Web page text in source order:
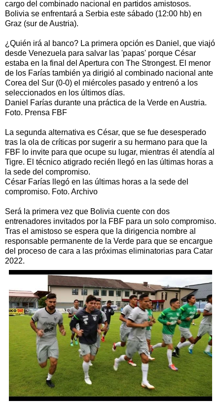
cargo del combinado nacional en partidos amistosos.
Bolivia se enfrentará a Serbia este sábado (12:00 hb) en
Graz (sur de Austria).
¿Quién irá al banco? La primera opción es Daniel, que viajó
desde Venezuela para salvar las 'papas' porque César
estaba en la final del Apertura con The Strongest. El menor
de los Farías también ya dirigió al combinado nacional ante
Corea del Sur (0-0) el miércoles pasado y entrenó a los
seleccionados en los últimos días.
Daniel Farías durante una práctica de la Verde en Austria.
Foto. Prensa FBF
La segunda alternativa es César, que se fue desesperado
tras la ola de críticas por sugerir a su hermano para que la
FBF lo invite para que ocupe su lugar, mientras él atendía al
Tigre. El técnico atigrado recién llegó en las últimas horas a
la sede del compromiso.
César Farías llegó en las últimas horas a la sede del
compromiso. Foto. Archivo
Será la primera vez que Bolivia cuente con dos
entrenadores invitados por la FBF para un solo compromiso.
Tras el amistoso se espera que la dirigencia nombre al
responsable permanente de la Verde para que se encargue
del proceso de cara a las próximas eliminatorias para Catar
2022.